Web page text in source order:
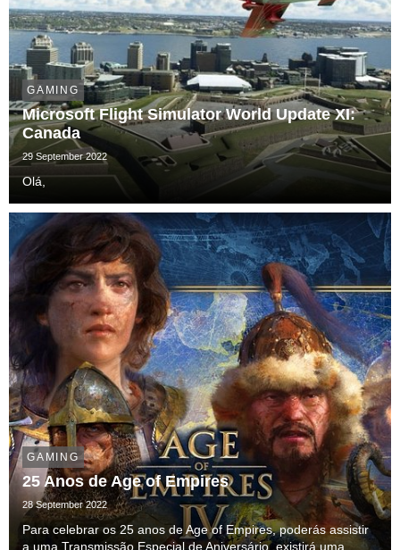
GAMING
Microsoft Flight Simulator World Update XI:
Canada
29 September 2022
Olá,
GAMING
25 Anos de Age of Empires
28 September 2022
Para celebrar os 25 anos de Age of Empires, poderás assistir
a uma Transmissão Especial de Aniversário, existirá uma